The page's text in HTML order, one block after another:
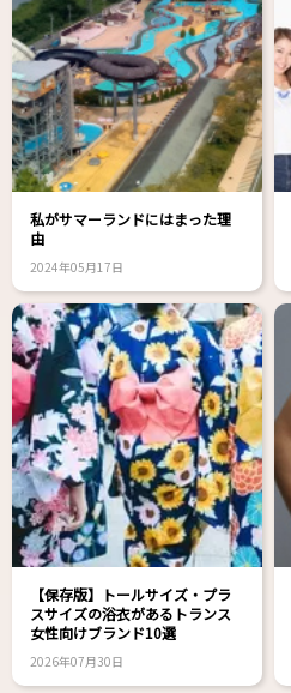
私がサマーランドにはまった理
由
2024年05月17日
【保存版】トールサイズ・プラ
スサイズの浴衣があるトランス
女性向けブランド10選
2026年07月30日